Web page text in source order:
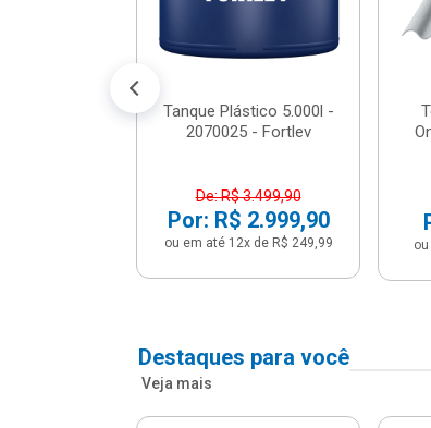
Tanque Plástico 5.000l -
2070025 - Fortlev
De: R$ 3.499,90
Por: R$ 2.999,90
ou em até 12x de R$ 249,99
Destaques para você
Veja mais